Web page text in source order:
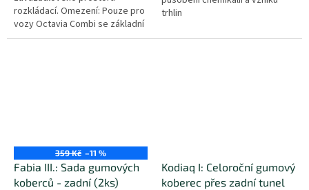
rozkládací. Omezení: Pouze pro
vozy Octavia Combi se základní
podlahou.
trhlin
359 Kč –11 %
Fabia III.: Sada gumových
koberců - zadní (2ks)
Kodiaq I: Celoroční gumový
koberec přes zadní tunel